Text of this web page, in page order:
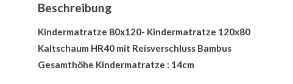
Beschreibung
Kindermatratze 80x120- Kindermatratze 120x80
Kaltschaum HR40 mit Reisverschluss Bambus
Gesamthöhe Kindermatratze : 14cm